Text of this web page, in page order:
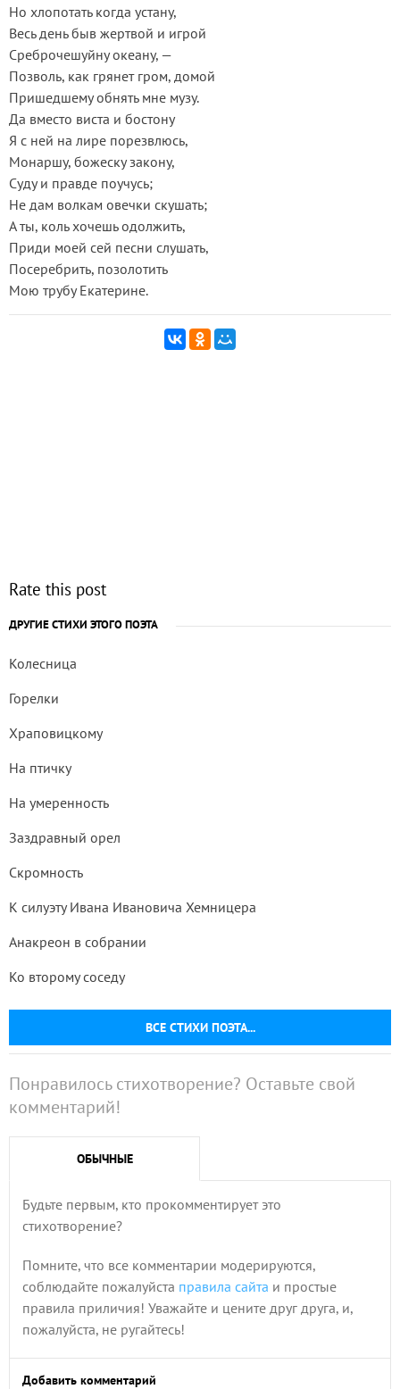
Но хлопотать когда устану,
Весь день быв жертвой и игрой
Среброчешуйну океану, —
Позволь, как грянет гром, домой
Пришедшему обнять мне музу.
Да вместо виста и бостону
Я с ней на лире порезвлюсь,
Монаршу, божеску закону,
Суду и правде поучусь;
Не дам волкам овечки скушать;
А ты, коль хочешь одолжить,
Приди моей сей песни слушать,
Посеребрить, позолотить
Мою трубу Екатерине.
Rate this post
ДРУГИЕ СТИХИ ЭТОГО ПОЭТА
ВСЕ СТИХИ ПОЭТА...
Колесница
Горелки
Храповицкому
На птичку
На умеренность
Заздравный орел
Скромность
К силуэту Ивана Ивановича Хемницера
Анакреон в собрании
Ко второму соседу
Понравилось стихотворение? Оставьте свой
комментарий!
ОБЫЧНЫЕ
Будьте первым, кто прокомментирует это
стихотворение?
Помните, что все комментарии модерируются,
соблюдайте пожалуйста правила сайта и простые
правила приличия! Уважайте и цените друг друга, и,
пожалуйста, не ругайтесь!
Добавить комментарий